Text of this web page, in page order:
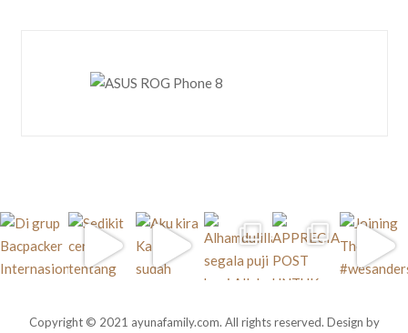
Copyright © 2021 ayunafamily.com. All rights reserved. Design by